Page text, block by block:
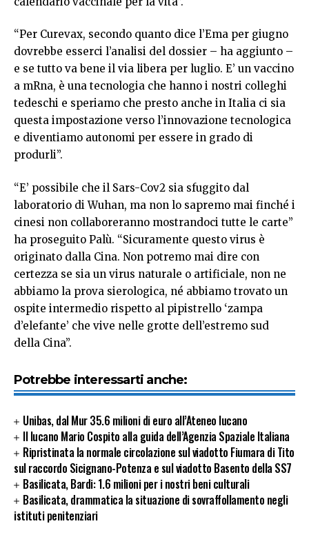
“Per Curevax, secondo quanto dice l’Ema per giugno
dovrebbe esserci l’analisi del dossier – ha aggiunto –
e se tutto va bene il via libera per luglio. E’ un vaccino
a mRna, è una tecnologia che hanno i nostri colleghi
tedeschi e speriamo che presto anche in Italia ci sia
questa impostazione verso l’innovazione tecnologica
e diventiamo autonomi per essere in grado di
produrli”.
“E’ possibile che il Sars-Cov2 sia sfuggito dal
laboratorio di Wuhan, ma non lo sapremo mai finché i
cinesi non collaboreranno mostrandoci tutte le carte”
ha proseguito Palù. “Sicuramente questo virus è
originato dalla Cina. Non potremo mai dire con
certezza se sia un virus naturale o artificiale, non ne
abbiamo la prova sierologica, né abbiamo trovato un
ospite intermedio rispetto al pipistrello ‘zampa
d’elefante’ che vive nelle grotte dell’estremo sud
della Cina”.
Potrebbe interessarti anche:
Unibas, dal Mur 35.6 milioni di euro all’Ateneo lucano
Il lucano Mario Cospito alla guida dell’Agenzia Spaziale Italiana
Ripristinata la normale circolazione sul viadotto Fiumara di Tito
sul raccordo Sicignano-Potenza e sul viadotto Basento della SS7
Basilicata, Bardi: 1.6 milioni per i nostri beni culturali
Basilicata, drammatica la situazione di sovraffollamento negli
istituti penitenziari